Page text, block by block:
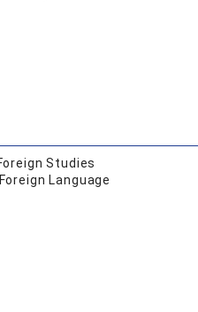
Studies
Language